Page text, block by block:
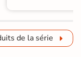
de la série